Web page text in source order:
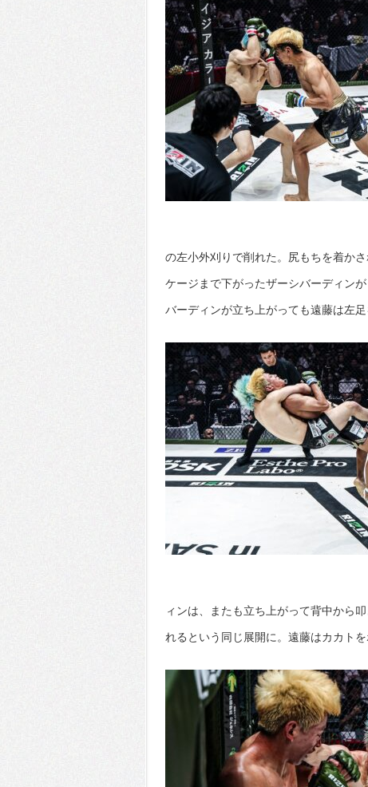
の左小外刈りで削れた。尻もちを着か
ケージまで下がったザーシバーディン
バーディンが立ち上がっても遠藤は左
ィンは、またも立ち上がって背中から
れるという同じ展開に。遠藤はカカト